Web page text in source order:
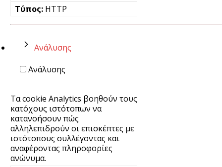
HTTP
Ανάλυσης
Ανάλυσης
Τα cookie Analytics βοηθούν τους
κατόχους ιστότοπων να
κατανοήσουν πώς
αλληλεπιδρούν οι επισκέπτες με
ιστότοπους συλλέγοντας και
αναφέροντας πληροφορίες
ανώνυμα.